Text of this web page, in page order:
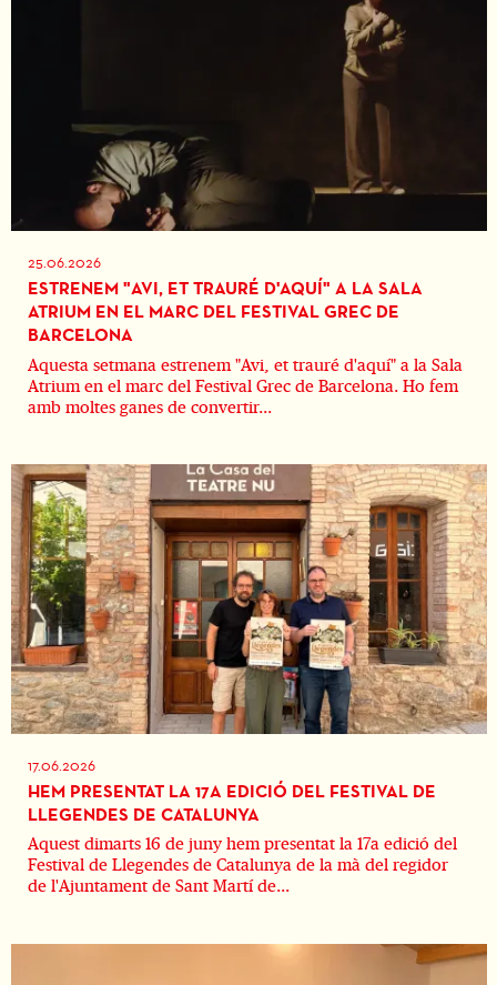
25.06.2026
ESTRENEM "AVI, ET TRAURÉ D'AQUÍ" A LA SALA
ATRIUM EN EL MARC DEL FESTIVAL GREC DE
BARCELONA
Aquesta setmana estrenem "Avi, et trauré d'aquí" a la Sala
Atrium en el marc del Festival Grec de Barcelona. Ho fem
amb moltes ganes de convertir...
17.06.2026
HEM PRESENTAT LA 17A EDICIÓ DEL FESTIVAL DE
LLEGENDES DE CATALUNYA
Aquest dimarts 16 de juny hem presentat la 17a edició del
Festival de Llegendes de Catalunya de la mà del regidor
de l'Ajuntament de Sant Martí de...